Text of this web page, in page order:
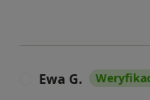
Ewa G.